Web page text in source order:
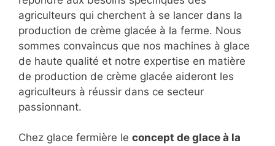
agriculteurs qui cherchent à se lancer dans la
production de crème glacée à la ferme. Nous
sommes convaincus que nos machines à glace
de haute qualité et notre expertise en matière
de production de crème glacée aideront les
agriculteurs à réussir dans ce secteur
passionnant.
Chez glace fermière le concept de glace à la